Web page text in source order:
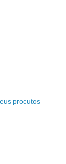
produtos